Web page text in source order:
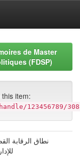
de Master
(FDSP)
item:
123456789/
نطاق الرقابة